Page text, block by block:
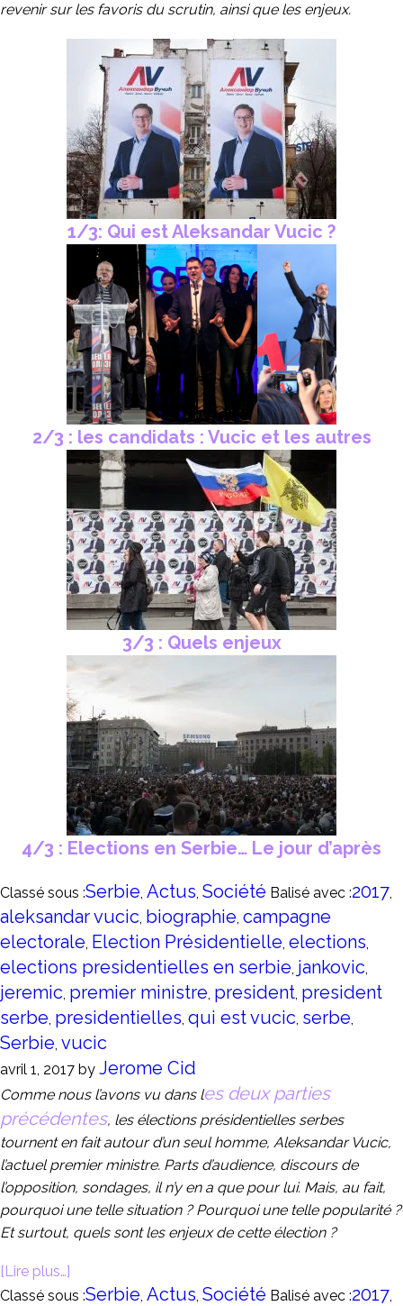
revenir sur les favoris du scrutin, ainsi que les enjeux.
1/3: Qui est Aleksandar Vucic ?
2/3 : les candidats : Vucic et les autres
3/3 : Quels enjeux
4/3 : Elections en Serbie… Le jour d’après
Classé sous :Serbie Actus Société Balisé avec :2017
aleksandar vucic biographie campagne
electorale Election Présidentielle elections
elections presidentielles en serbie jankovic
jeremic premier ministre president president
serbe presidentielles qui est vucic serbe
Serbie vucic
avril 1, 2017 by Jerome Cid
Comme nous l’avons vu dans les deux parties
précédentes, les élections présidentielles serbes
tournent en fait autour d’un seul homme, Aleksandar Vucic,
l’actuel premier ministre. Parts d’audience, discours de
l’opposition, sondages, il n’y en a que pour lui. Mais, au fait,
pourquoi une telle situation ? Pourquoi une telle popularité ?
Et surtout, quels sont les enjeux de cette élection ?
[Lire plus…]
Classé sous :Serbie Actus Société Balisé avec :2017